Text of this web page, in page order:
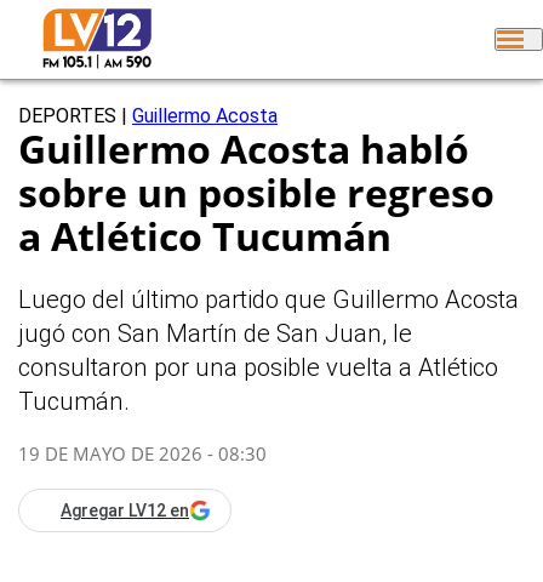
DEPORTES Guillermo Acosta
Guillermo Acosta habló
sobre un posible regreso
a Atlético Tucumán
Luego del último partido que Guillermo Acosta
jugó con San Martín de San Juan, le
consultaron por una posible vuelta a Atlético
Tucumán.
19 DE MAYO DE 2026 - 08:30
Agregar LV12 en